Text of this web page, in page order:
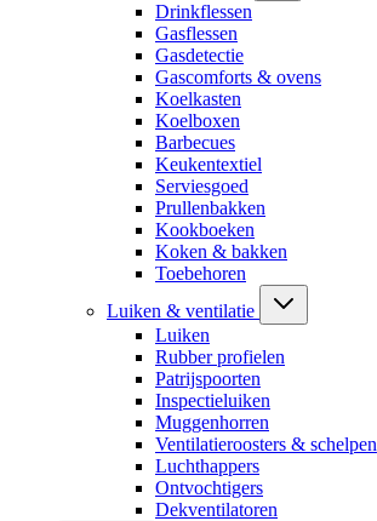
Drinkflessen
Gasflessen
Gasdetectie
Gascomforts & ovens
Koelkasten
Koelboxen
Barbecues
Keukentextiel
Serviesgoed
Prullenbakken
Kookboeken
Koken & bakken
Toebehoren
Luiken & ventilatie
Luiken
Rubber profielen
Patrijspoorten
Inspectieluiken
Muggenhorren
Ventilatieroosters & schelpen
Luchthappers
Ontvochtigers
Dekventilatoren